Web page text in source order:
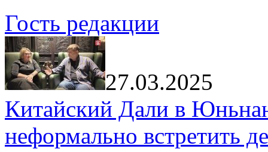
Гость редакции
27.03.2025
Китайский Дали в
неформально встретить